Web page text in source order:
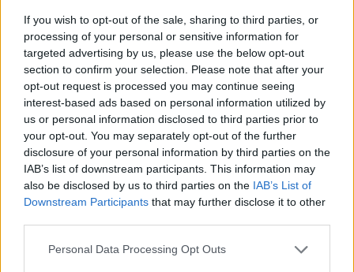
If you wish to opt-out of the sale, sharing to third parties, or
processing of your personal or sensitive information for
targeted advertising by us, please use the below opt-out
section to confirm your selection. Please note that after your
opt-out request is processed you may continue seeing
interest-based ads based on personal information utilized by
us or personal information disclosed to third parties prior to
your opt-out. You may separately opt-out of the further
disclosure of your personal information by third parties on the
IAB’s list of downstream participants. This information may
also be disclosed by us to third parties on the IAB’s List of
Downstream Participants that may further disclose it to other
Personal Data Processing Opt Outs